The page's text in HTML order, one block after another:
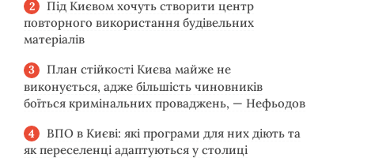
Під Києвом хочуть створити центр
повторного використання будівельних
матеріалів
План стійкості Києва майже не
виконується, адже більшість чиновників
боїться кримінальних проваджень, — Нефьодов
ВПО в Києві: які програми для них діють та
як переселенці адаптуються у столиці